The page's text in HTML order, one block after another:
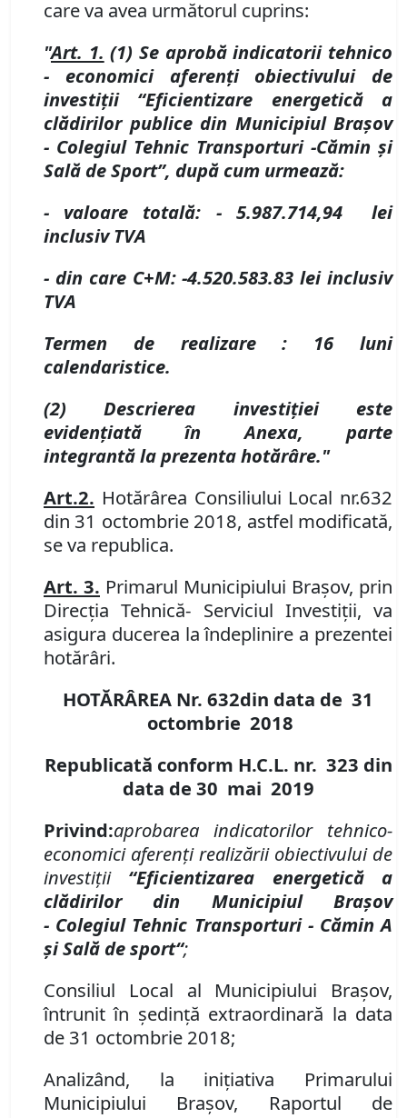
care va avea următorul cuprins:
"Art. 1. (1) Se aprobă indicatorii tehnico
- economici aferenţi obiectivului de
investiţii “Eficientizare energetică a
clădirilor publice din Municipiul Braşov
- Colegiul Tehnic Transporturi -Cămin și
Sală de Sport”, după cum urmează:
- valoare totală:
- 5.987.714,94lei
inclusiv TVA
- din care C+M: -4.520.583.83 leiinclusiv
TVA
Termen de realizare :
16 luni
calendaristice.
(2) Descrierea investiției este
evidenţiată în Anexa, parte
integrantăla prezenta hotărâre."
Art.2. Hotărârea Consiliului Local nr.632
din 31 octombrie 2018, astfel modificată,
se va republica.
Art. 3. Primarul Municipiului Braşov, prin
Direcţia Tehnică- Serviciul Investiţii, va
asigura ducerea la îndeplinire a prezentei
hotărâri.
HOTĂRÂREA Nr. 632din data de 31
octombrie 2018
Republicată conform H.C.L. nr. 323 din
data de 30 mai 2019
Privind:aprobarea indicatorilor tehnico-
economici aferenţi realizării obiectivului de
investiţii “Eficientizarea energetică a
clădirilor din Municipiul Braşov
- Colegiul Tehnic Transporturi - Cămin A
şi Sală de sport“;
Consiliul Local al Municipiului Braşov,
întrunit în şedinţă extraordinară la data
de 31 octombrie 2018;
Analizând, la iniţiativa Primarului
Municipiului Braşov, Raportul de